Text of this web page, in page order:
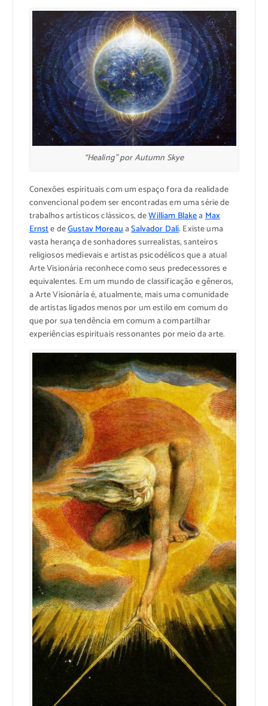
“Healing” por Autumn Skye
Conexões espirituais com um espaço fora da realidade
convencional podem ser encontradas em uma série de
trabalhos artísticos clássicos, deWilliam BlakeaMax
Ernste deGustav MoreauaSalvador Dalí. Existe uma
vasta herança de sonhadores surrealistas, santeiros
religiosos medievais e artistas psicodélicos que a atual
Arte Visionária reconhece como seus predecessores e
equivalentes. Em um mundo de classificação e gêneros,
a Arte Visionária é, atualmente, mais uma comunidade
de artistas ligados menos por um estilo em comum do
que por sua tendência em comum a compartilhar
experiências espirituais ressonantes por meio da arte.